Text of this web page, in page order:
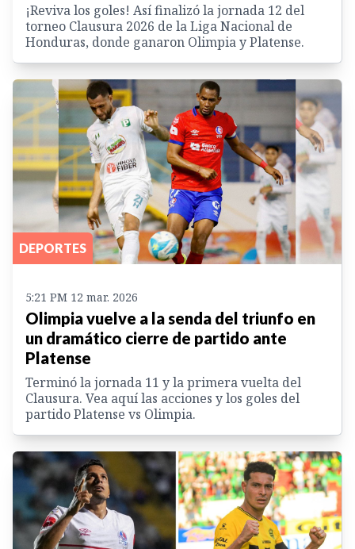
¡Reviva los goles! Así finalizó la jornada 12 del
torneo Clausura 2026 de la Liga Nacional de
Honduras, donde ganaron Olimpia y Platense.
DEPORTES
5:21 PM 12 mar. 2026
Olimpia vuelve a la senda del triunfo en
un dramático cierre de partido ante
Platense
Terminó la jornada 11 y la primera vuelta del
Clausura. Vea aquí las acciones y los goles del
partido Platense vs Olimpia.